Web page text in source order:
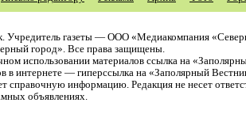
. Учредитель газеты — ООО «Медиакомпания
город». Все права защищены.
использовании материалов ссылка на
в интернете — гиперссылка на «Заполярный
справочную информацию. Редакция не несет
объявлениях.